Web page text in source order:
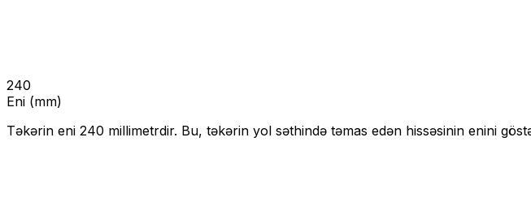
240
Eni (mm)
Təkərin eni 240 millimetrdir. Bu, təkərin yol səthində təmas edən hissəsinin enini